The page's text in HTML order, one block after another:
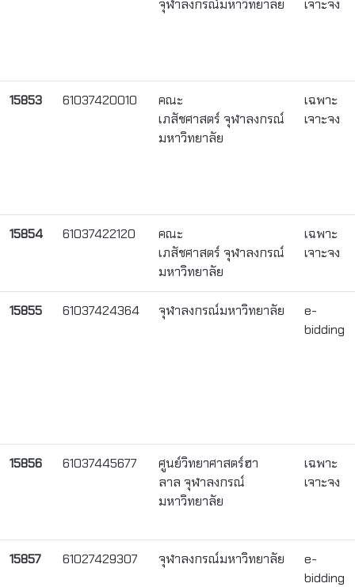
จุฬาลงกรณ์มหาวิทยาลัย เจาะจง
15853 61037420010
คณะ
เภสัชศาสตร์ จุฬาลงกรณ์
มหาวิทยาลัย
เฉพาะ
เจาะจง
15854 61037422120
คณะ
เภสัชศาสตร์ จุฬาลงกรณ์
มหาวิทยาลัย
เฉพาะ
เจาะจง
15855 61037424364 จุฬาลงกรณ์มหาวิทยาลัย
e-
bidding
15856 61037445677
ศูนย์วิทยาศาสตร์ฮา
ลาล จุฬาลงกรณ์
มหาวิทยาลัย
เฉพาะ
เจาะจง
15857 61027429307 จุฬาลงกรณ์มหาวิทยาลัย
e-
bidding